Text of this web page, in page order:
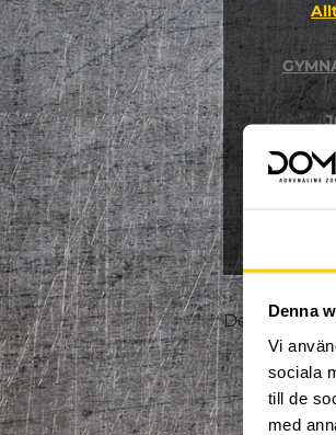
Denna
Vi
sociala
till de
med
Det finns